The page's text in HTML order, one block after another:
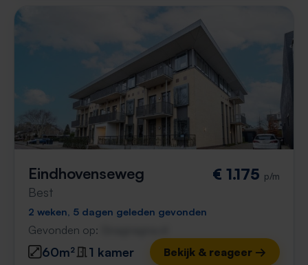
Eindhovenseweg
Best
€ 1.175 p/m
2 weken, 5 dagen geleden gevonden
Gevonden op:
60m² 1 kamer Bekijk & reageer →